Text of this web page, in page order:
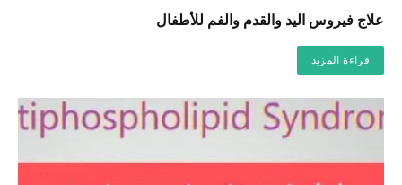
علاج فيروس اليد والقدم والفم للأطفال
قراءة المزيد